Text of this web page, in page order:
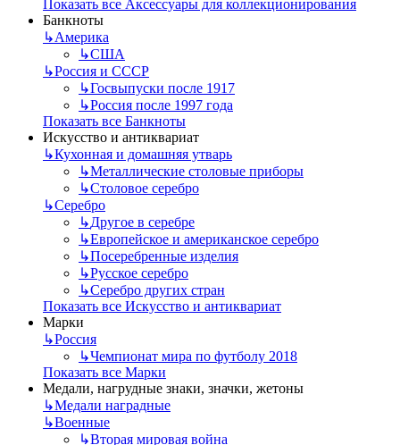
Показать все Аксессуары для коллекционирования
Банкноты
↳Америка
↳США
↳Россия и СССР
↳Госвыпуски после 1917
↳Россия после 1997 года
Показать все Банкноты
Искусство и антиквариат
↳Кухонная и домашняя утварь
↳Металлические столовые приборы
↳Столовое серебро
↳Серебро
↳Другое в серебре
↳Европейское и американское серебро
↳Посеребренные изделия
↳Русское серебро
↳Серебро других стран
Показать все Искусство и антиквариат
Марки
↳Россия
↳Чемпионат мира по футболу 2018
Показать все Марки
Медали, нагрудные знаки, значки, жетоны
↳Mедали наградные
↳Военные
↳Вторая мировая война